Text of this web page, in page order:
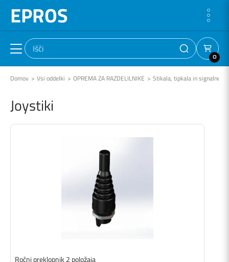
EPROS
0
Domov Vsi oddelki OPREMA ZA RAZDELILNIKE Stikala, tipkala in signalne
Joystiki
Ročni preklopnik 2 položaja